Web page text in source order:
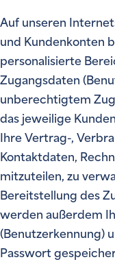
Auf unseren
und Kundenkonten
personalisierte
Zugangsdaten
unberechtigtem
das jeweilige
Ihre Vertrag-,
Kontaktdaten,
mitzuteilen, zu
Bereitstellung des
werden außerdem
(Benutzerkennung)
Passwort